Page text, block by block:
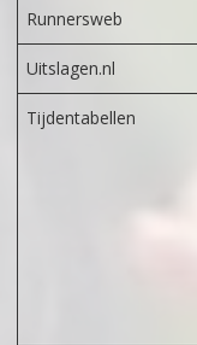
Runnersweb
Uitslagen.nl
Tijdentabellen